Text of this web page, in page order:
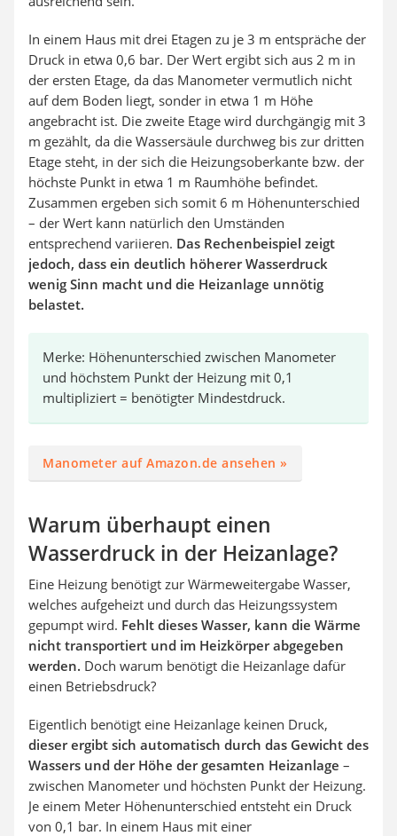
In einem Haus mit drei Etagen zu je 3 m entspräche der
Druck in etwa 0,6 bar. Der Wert ergibt sich aus 2 m in
der ersten Etage, da das Manometer vermutlich nicht
auf dem Boden liegt, sonder in etwa 1 m Höhe
angebracht ist. Die zweite Etage wird durchgängig mit 3
m gezählt, da die Wassersäule durchweg bis zur dritten
Etage steht, in der sich die Heizungsoberkante bzw. der
höchste Punkt in etwa 1 m Raumhöhe befindet.
Zusammen ergeben sich somit 6 m Höhenunterschied
– der Wert kann natürlich den Umständen
entsprechend variieren. Das Rechenbeispiel zeigt
jedoch, dass ein deutlich höherer Wasserdruck
wenig Sinn macht und die Heizanlage unnötig
belastet.
Merke: Höhenunterschied zwischen Manometer
und höchstem Punkt der Heizung mit 0,1
multipliziert = benötigter Mindestdruck.
Manometer auf Amazon.de ansehen »
Warum überhaupt einen
Wasserdruck in der Heizanlage?
Eine Heizung benötigt zur Wärmeweitergabe Wasser,
welches aufgeheizt und durch das Heizungssystem
gepumpt wird. Fehlt dieses Wasser, kann die Wärme
nicht transportiert und im Heizkörper abgegeben
werden. Doch warum benötigt die Heizanlage dafür
einen Betriebsdruck?
Eigentlich benötigt eine Heizanlage keinen Druck,
dieser ergibt sich automatisch durch das Gewicht des
Wassers und der Höhe der gesamten Heizanlage –
zwischen Manometer und höchsten Punkt der Heizung.
Je einem Meter Höhenunterschied entsteht ein Druck
von 0,1 bar. In einem Haus mit einer